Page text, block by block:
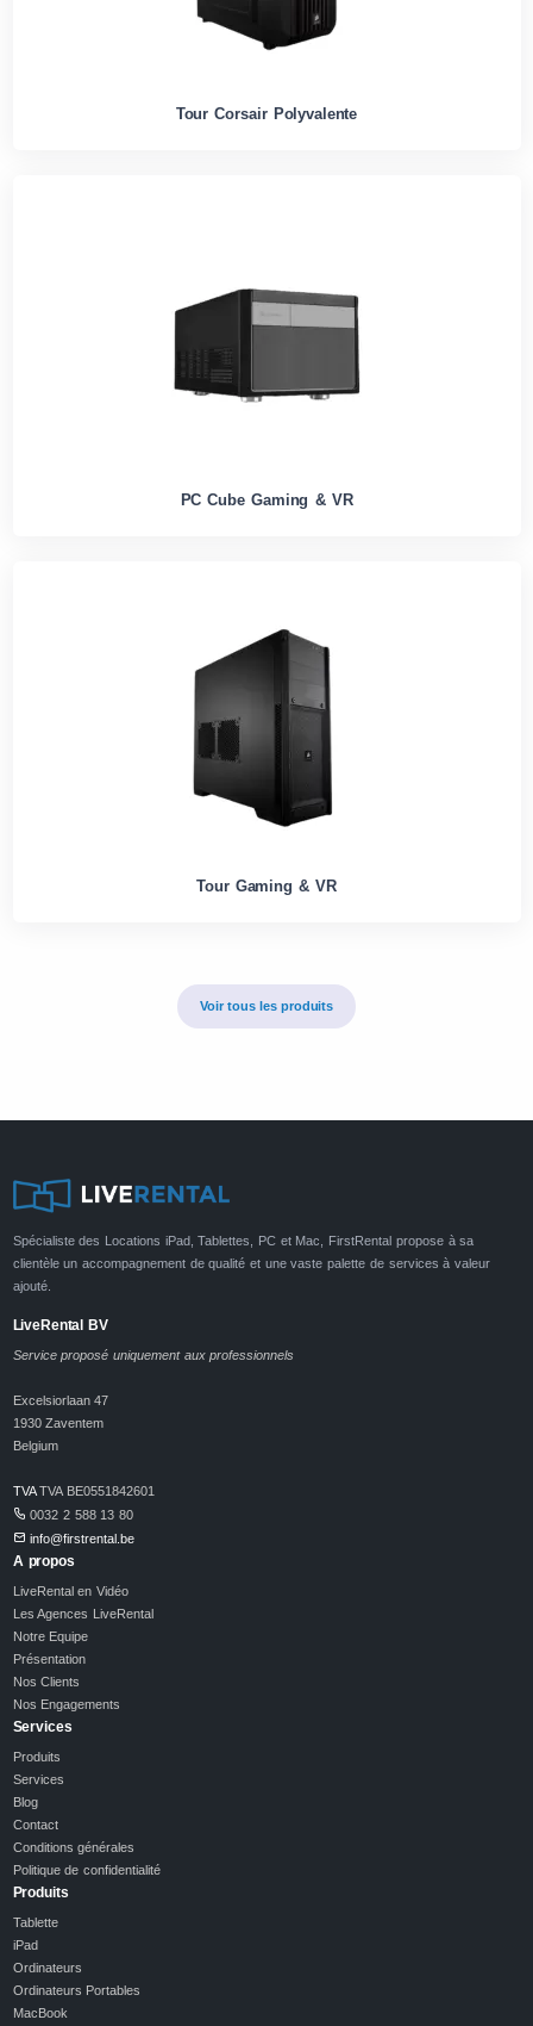
Tour Corsair Polyvalente
PC Cube Gaming & VR
Tour Gaming & VR
Voir tous les produits
Spécialiste des Locations iPad, Tablettes, PC et Mac, FirstRental propose à sa
clientèle un accompagnement de qualité et une vaste palette de services à valeur
ajouté.
LiveRental BV
Service proposé uniquement aux professionnels
Excelsiorlaan 47
1930 Zaventem
Belgium
TVATVA BE0551842601
0032 2 588 13 80
info@firstrental.be
A propos
LiveRental en Vidéo
Les Agences LiveRental
Notre Equipe
Présentation
Nos Clients
Nos Engagements
Services
Produits
Services
Blog
Contact
Conditions générales
Politique de confidentialité
Produits
Tablette
iPad
Ordinateurs
Ordinateurs Portables
MacBook